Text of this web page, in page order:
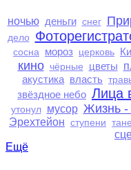
ночью деньги снег
дело
сосна мороз церковь
кино чёрные цветы
акустика власть
звёздное небо Лица
утонул мусор Жизнь -
Эрехтейон ступени
Ещё